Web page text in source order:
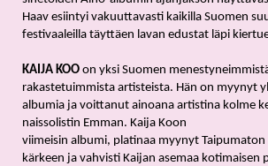
Haav esiintyi vakuuttavasti kaikilla Suomen
festivaaleilla täyttäen lavan edustat läpi
KAIJA KOO on yksi Suomen
rakastetuimmista artisteista. Hän on myynyt
albumia ja voittanut ainoana artistina kolme
naissolistin Emman. Kaija Koon
viimeisin albumi, platinaa myynyt
kärkeen ja vahvisti Kaijan asemaa kotimaisen